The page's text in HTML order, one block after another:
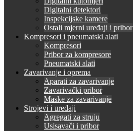
Digitalni detektori
Inspekcijske kamere
Ostali mjerni uređaji i pribor
Kompresori i pneumatski alati
Kompresori
Pribor za kompresore
Pneumatski alati
Zavarivanje i oprema
Aparati za zavarivanje
Zavarivački pribor
Maske za zavarivanje
Strojevi i uređaji
Agregati za struju
Usisavači i pribor